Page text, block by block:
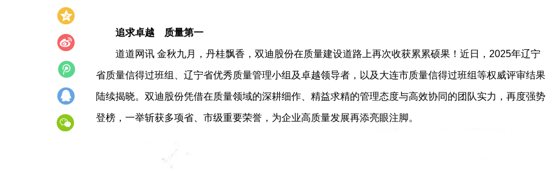
追求卓越 质量第一
道道网讯 金秋九月，丹桂飘香，双迪股份在质量建设道路上再次收获累累硕果！近日，2025年辽宁
省质量信得过班组、辽宁省优秀质量管理小组及卓越领导者，以及大连市质量信得过班组等权威评审结果
陆续揭晓。双迪股份凭借在质量领域的深耕细作、精益求精的管理态度与高效协同的团队实力，再度强势
登榜，一举斩获多项省、市级重要荣誉，为企业高质量发展再添亮眼注脚。